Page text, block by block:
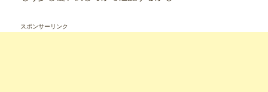
スポンサーリンク